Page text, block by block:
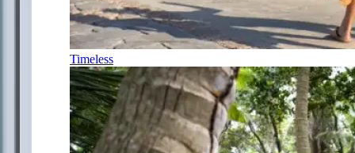
Timeless